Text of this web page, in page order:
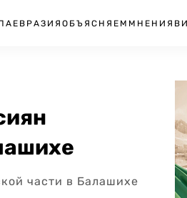
ЕВРАЗИЯ ОБЪЯСНЯЕМ МНЕНИЯ
части в Балашихе